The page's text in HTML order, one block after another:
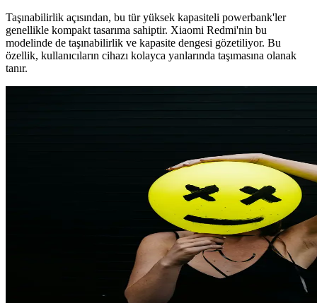
Taşınabilirlik açısından, bu tür yüksek kapasiteli powerbank'ler
genellikle kompakt tasarıma sahiptir. Xiaomi Redmi'nin bu
modelinde de taşınabilirlik ve kapasite dengesi gözetiliyor. Bu
özellik, kullanıcıların cihazı kolayca yanlarında taşımasına olanak
tanır.